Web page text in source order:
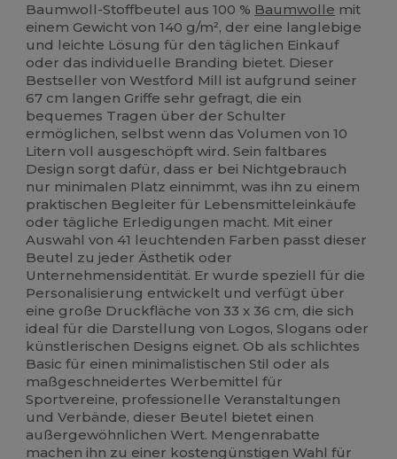
Baumwoll-Stoffbeutel aus 100 % Baumwolle mit
einem Gewicht von 140 g/m², der eine langlebige
und leichte Lösung für den täglichen Einkauf
oder das individuelle Branding bietet. Dieser
Bestseller von Westford Mill ist aufgrund seiner
67 cm langen Griffe sehr gefragt, die ein
bequemes Tragen über der Schulter
ermöglichen, selbst wenn das Volumen von 10
Litern voll ausgeschöpft wird. Sein faltbares
Design sorgt dafür, dass er bei Nichtgebrauch
nur minimalen Platz einnimmt, was ihn zu einem
praktischen Begleiter für Lebensmitteleinkäufe
oder tägliche Erledigungen macht. Mit einer
Auswahl von 41 leuchtenden Farben passt dieser
Beutel zu jeder Ästhetik oder
Unternehmensidentität. Er wurde speziell für die
Personalisierung entwickelt und verfügt über
eine große Druckfläche von 33 x 36 cm, die sich
ideal für die Darstellung von Logos, Slogans oder
künstlerischen Designs eignet. Ob als schlichtes
Basic für einen minimalistischen Stil oder als
maßgeschneidertes Werbemittel für
Sportvereine, professionelle Veranstaltungen
und Verbände, dieser Beutel bietet einen
außergewöhnlichen Wert. Mengenrabatte
machen ihn zu einer kostengünstigen Wahl für